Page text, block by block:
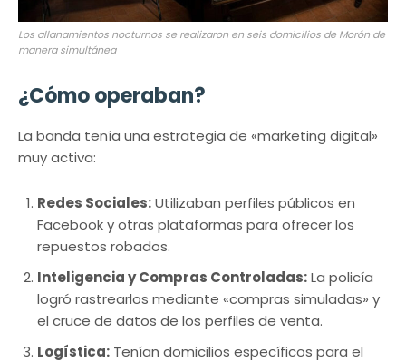
Los allanamientos nocturnos se realizaron en seis domicilios de Morón de
manera simultánea
¿Cómo operaban?
La banda tenía una estrategia de «marketing digital»
muy activa:
Redes Sociales:Utilizaban perfiles públicos en
Facebook y otras plataformas para ofrecer los
repuestos robados.
Inteligencia y Compras Controladas:La policía
logró rastrearlos mediante «compras simuladas» y
el cruce de datos de los perfiles de venta.
Logística: Tenían domicilios específicos para el